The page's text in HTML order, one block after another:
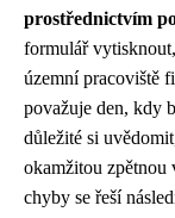
prostřednictvím
formulář
územní pracoviště
považuje den, kdy
důležité si
okamžitou zpětnou
chyby se řeší